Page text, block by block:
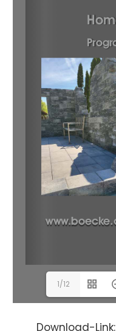
1/12
Download-Link: